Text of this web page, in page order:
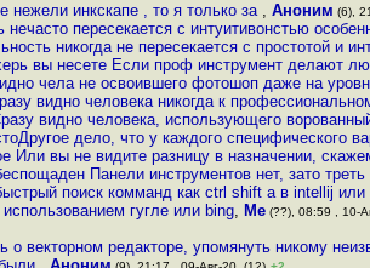
нежели инкскапе , то я только за , Аноним (6),
пересекается с интуитивонстью
никогда не пересекается с простотой и
вы несете Если проф инструмент делают
чела не освоившего фотошоп даже на
видно человека никогда к
видно человека, использующего
дело, что у каждого специфического
Или вы не видите разницу в назначении,
Панели инструментов нет, зато треть
поиск комманд как ctrl shift a в intellij
использованием гугле или bing, Me (??), 08:59 , 10-
о векторном редакторе, упомянуть никому